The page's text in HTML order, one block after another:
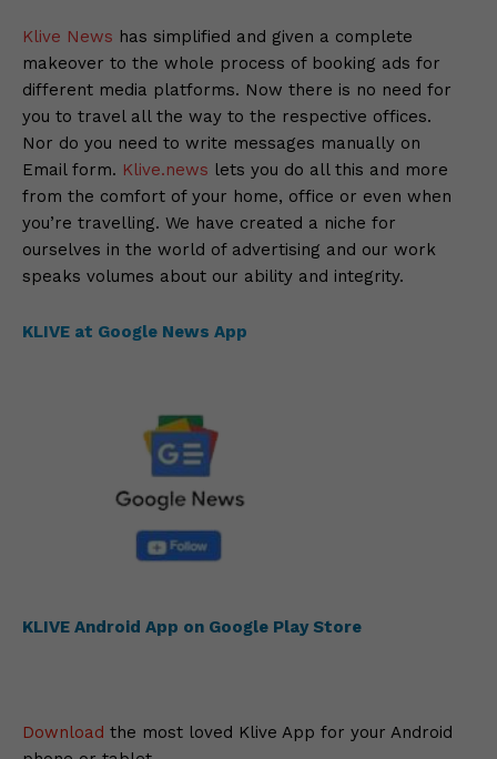
Klive News has simplified and given a complete
makeover to the whole process of booking ads for
different media platforms. Now there is no need for
you to travel all the way to the respective offices.
Nor do you need to write messages manually on
Email form. Klive.news lets you do all this and more
from the comfort of your home, office or even when
you’re travelling. We have created a niche for
ourselves in the world of advertising and our work
speaks volumes about our ability and integrity.
KLIVE at Google News App
KLIVE Android App on Google Play Store
Download the most loved Klive App for your Android